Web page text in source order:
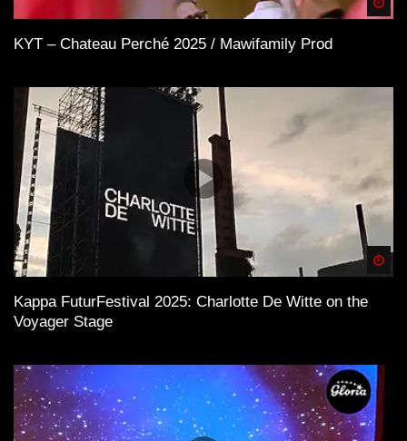
KYT – Chateau Perché 2025 / Mawifamily Prod
Kappa FuturFestival 2025: Charlotte De Witte on the
Voyager Stage